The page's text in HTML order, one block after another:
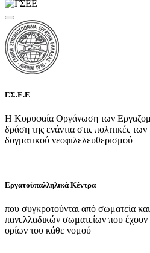
Γ.Σ.Ε.Ε
Η Κορυφαία Οργάνωση των
δράση της ενάντια στις πολιτικές
δογματικού νεοφιλελευθερισμού
Εργατοϋπαλληλικά Κέντρα
που συγκροτούνται από σωματεία
πανελλαδικών σωματείων που έχουν
ορίων του κάθε νομού